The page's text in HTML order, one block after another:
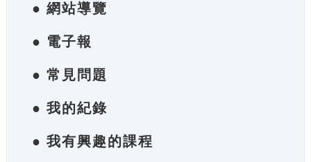
● 網站導覽
● 電子報
● 常見問題
● 我的紀錄
● 我有興趣的課程